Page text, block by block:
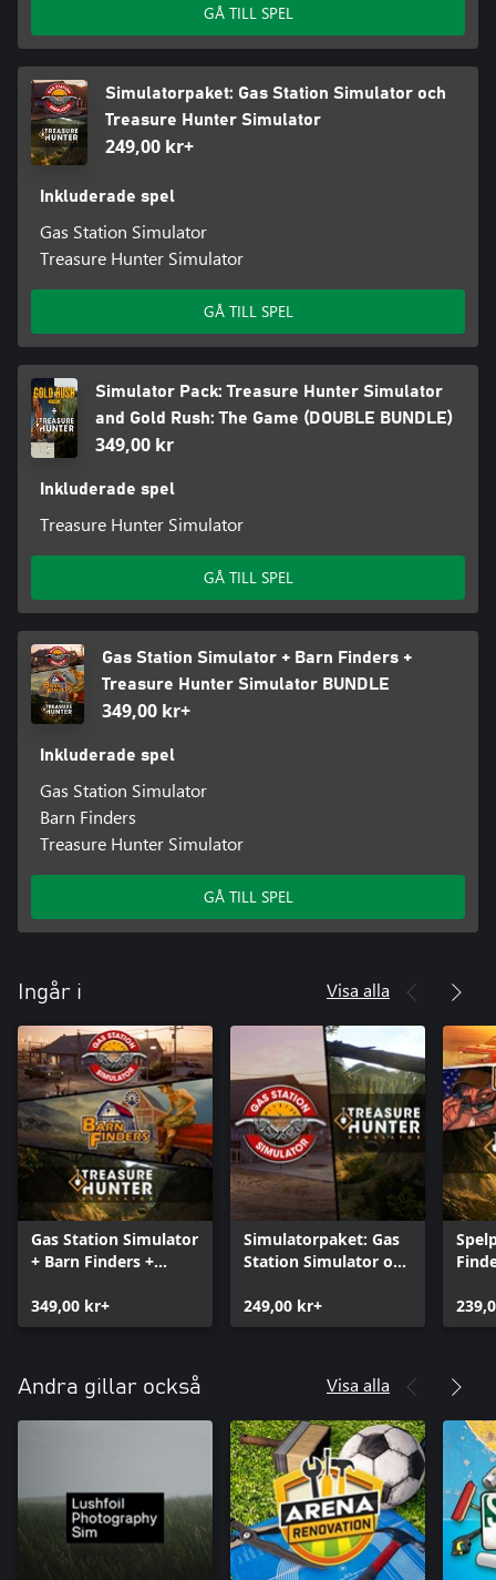
GÅ TILL SPEL
Simulatorpaket: Gas Station Simulator och
Treasure Hunter Simulator
249,00 kr+
Inkluderade spel
Gas Station Simulator
Treasure Hunter Simulator
GÅ TILL SPEL
Simulator Pack: Treasure Hunter Simulator
and Gold Rush: The Game (DOUBLE BUNDLE)
349,00 kr
Inkluderade spel
Treasure Hunter Simulator
GÅ TILL SPEL
Gas Station Simulator + Barn Finders +
Treasure Hunter Simulator BUNDLE
349,00 kr+
Inkluderade spel
Gas Station Simulator
Barn Finders
Treasure Hunter Simulator
GÅ TILL SPEL
Ingår i Visa alla
Gas Station Simulator
+ Barn Finders +
Simulator BUNDLE
349,00 kr+
Simulatorpaket: Gas
Station Simulator och
Simulator
249,00 kr+
Andra gillar också Visa alla